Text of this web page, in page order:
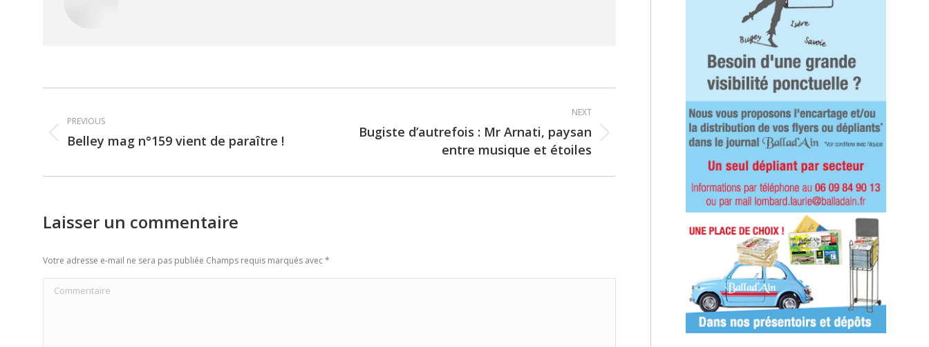
navigation
PREVIOUS
Previous
Belley mag n°159 vient de paraître !
NEXT
Next
Bugiste d’autrefois : Mr Arnati, paysan
entre musique et étoiles
Laisser un commentaire
Votre adresse e-mail ne sera pas publiée Champs requis marqués avec*
Commentaire